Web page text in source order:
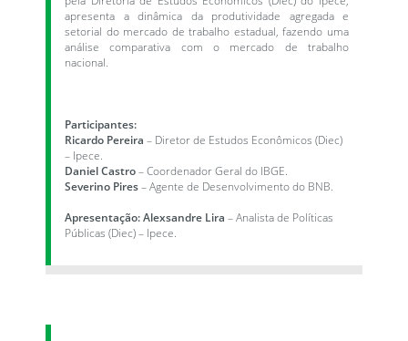
apresenta a dinâmica da produtividade agregada e
setorial do mercado de trabalho estadual, fazendo uma
análise comparativa com o mercado de trabalho
nacional.
Participantes:
Ricardo Pereira – Diretor de Estudos Econômicos (Diec)
– Ipece.
Daniel Castro– Coordenador Geral do IBGE.
Severino Pires– Agente de Desenvolvimento do BNB.
Apresentação: Alexsandre Lira – Analista de Políticas
Públicas (Diec) – Ipece.